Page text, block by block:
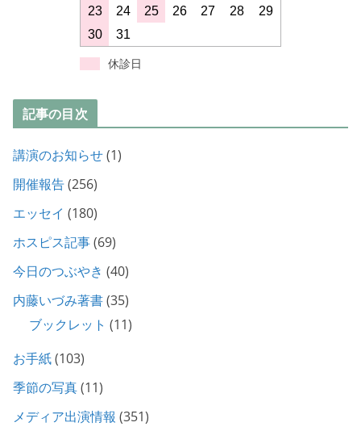
23
24 25 26 27 28
29
30
31
休診日
記事の目次
講演のお知らせ(1)
開催報告(256)
エッセイ (180)
ホスピス記事(69)
今日のつぶやき (40)
内藤いづみ著書(35)
ブックレット (11)
お手紙(103)
季節の写真(11)
メディア出演情報 (351)